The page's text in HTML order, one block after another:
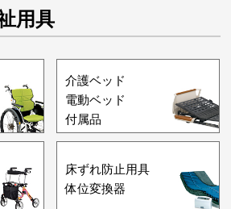
用具
介護ベッド
電動ベッド
付属品
床ずれ防止用具
体位変換器